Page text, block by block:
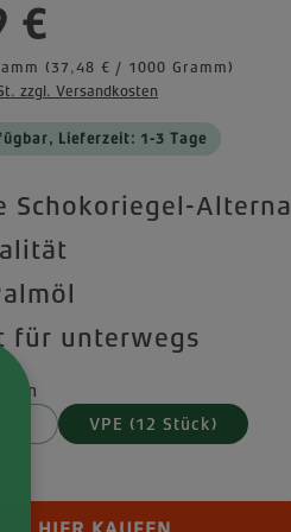
€
(37,48 € / 1000 Gramm)
zzgl. Versandkosten
Schokoriegel-
für unterwegs
Lieferzeit: 1-3 Tage
VPE (12 Stück)
Anzahl: Gib den